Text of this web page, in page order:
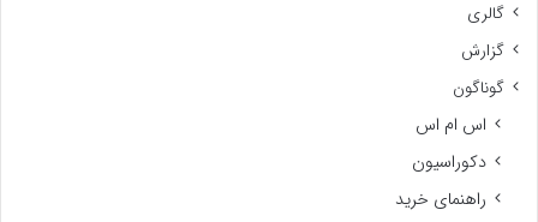
گالری
گزارش
گوناگون
اس ام اس
دکوراسیون
راهنمای خرید